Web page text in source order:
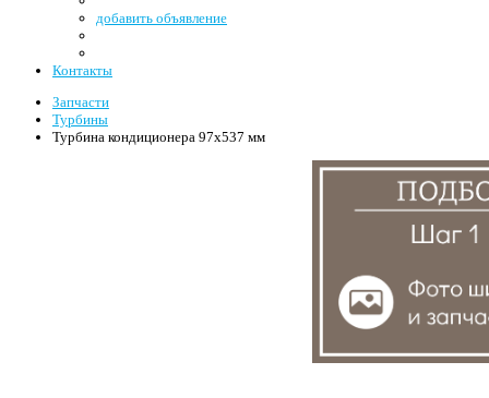
добавить объявление
Контакты
Запчасти
Турбины
Турбина кондиционера 97x537 мм